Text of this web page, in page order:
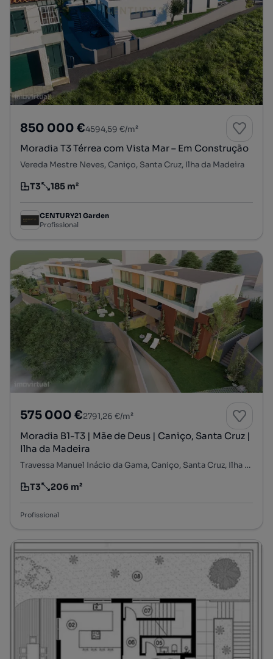
850 000 €4594,59 €/m²
Moradia T3 Térrea com Vista Mar – Em Construção
Vereda Mestre Neves, Caniço, Santa Cruz, Ilha da Madeira
Tipologia
T3
Preço por metro quadrado
185 m²
CENTURY21 Garden
Profissional
575 000 €2791,26 €/m²
Moradia B1-T3 | Mãe de Deus | Caniço, Santa Cruz |
Ilha da Madeira
Travessa Manuel Inácio da Gama, Caniço, Santa Cruz, Ilha da Madeira
Tipologia
T3
Preço por metro quadrado
206 m²
Profissional